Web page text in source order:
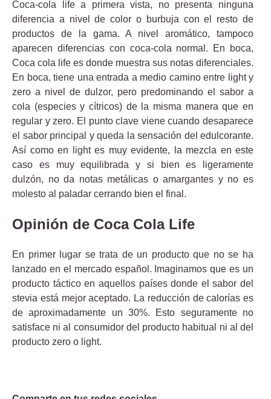
Coca-cola life a primera vista, no presenta ninguna
diferencia a nivel de color o burbuja con el resto de
productos de la gama. A nivel aromático, tampoco
aparecen diferencias con coca-cola normal. En boca,
Coca cola life es donde muestra sus notas diferenciales.
En boca, tiene una entrada a medio camino entre light y
zero a nivel de dulzor, pero predominando el sabor a
cola (especies y cítricos) de la misma manera que en
regular y zero. El punto clave viene cuando desaparece
el sabor principal y queda la sensación del edulcorante.
Así como en light es muy evidente, la mezcla en este
caso es muy equilibrada y si bien es ligeramente
dulzón, no da notas metálicas o amargantes y no es
molesto al paladar cerrando bien el final.
Opinión de Coca Cola Life
En primer lugar se trata de un producto que no se ha
lanzado en el mercado español. Imaginamos que es un
producto táctico en aquellos países donde el sabor del
stevia está mejor aceptado. La reducción de calorías es
de aproximadamente un 30%. Esto seguramente no
satisface ni al consumidor del producto habitual ni al del
producto zero o light.